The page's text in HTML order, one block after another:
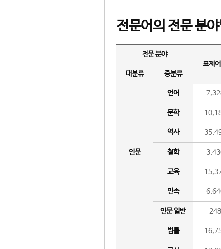
전문어의 전문 분
전문 분야
표제
대분류
중분류
인문
언어
문학
역사
철학
교육
민속
인문 일반 248
법률